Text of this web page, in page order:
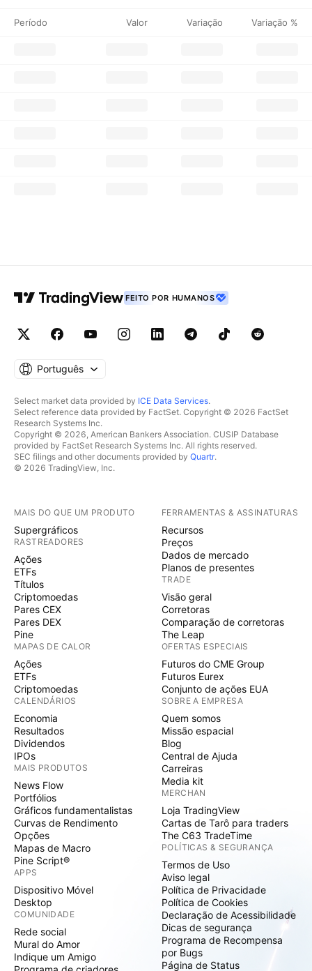
Período Valor Variação Variação %
FEITO POR HUMANOS
Português
Select market data provided by ICE Data Services.
Select reference data provided by FactSet. Copyright © 2026 FactSet
Research Systems Inc.
Copyright © 2026, American Bankers Association. CUSIP Database
provided by FactSet Research Systems Inc. All rights reserved.
SEC filings and other documents provided by Quartr.
© 2026 TradingView, Inc.
MAIS DO QUE UM PRODUTO
Supergráficos
RASTREADORES
Ações
ETFs
Títulos
Criptomoedas
Pares CEX
Pares DEX
Pine
MAPAS DE CALOR
Ações
ETFs
Criptomoedas
CALENDÁRIOS
Economia
Resultados
Dividendos
IPOs
MAIS PRODUTOS
News Flow
Portfólios
Gráficos fundamentalistas
Curvas de Rendimento
Opções
Mapas de Macro
Pine Script®
APPS
Dispositivo Móvel
Desktop
COMUNIDADE
Rede social
Mural do Amor
Indique um Amigo
FERRAMENTAS & ASSINATURAS
Recursos
Preços
Dados de mercado
Planos de presentes
TRADE
Visão geral
Corretoras
Comparação de corretoras
The Leap
OFERTAS ESPECIAIS
Futuros do CME Group
Futuros Eurex
Conjunto de ações EUA
SOBRE A EMPRESA
Quem somos
Missão espacial
Blog
Central de Ajuda
Carreiras
Media kit
MERCHAN
Loja TradingView
Cartas de Tarô para traders
The C63 TradeTime
POLÍTICAS & SEGURANÇA
Termos de Uso
Aviso legal
Política de Privacidade
Política de Cookies
Declaração de Acessibilidade
Dicas de segurança
Programa de Recompensa
por Bugs
Página de Status